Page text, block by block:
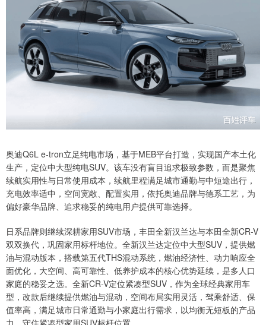
奥迪Q6L e-tron立足纯电市场，基于MEB平台打造，实现国产本土化
生产，定位中大型纯电SUV。该车没有盲目追求极致参数，而是聚焦
续航实用性与日常使用成本，续航里程满足城市通勤与中短途出行，
充电效率适中，空间宽敞、配置实用，依托奥迪品牌与德系工艺，为
偏好豪华品牌、追求稳妥的纯电用户提供可靠选择。
日系品牌则继续深耕家用SUV市场，丰田全新汉兰达与本田全新CR-V
双双换代，巩固家用标杆地位。全新汉兰达定位中大型SUV，提供燃
油与混动版本，搭载第五代THS混动系统，燃油经济性、动力响应全
面优化，大空间、高可靠性、低养护成本的核心优势延续，是多人口
家庭的稳妥之选。全新CR-V定位紧凑型SUV，作为全球经典家用车
型，改款后继续提供燃油与混动，空间布局实用灵活，驾乘舒适、保
值率高，满足城市日常通勤与小家庭出行需求，以均衡无短板的产品